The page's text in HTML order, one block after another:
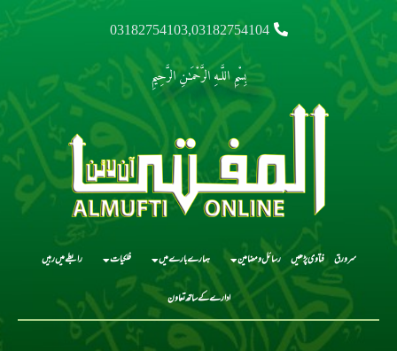
03182754103,03182754104
بِسْمِ اللَّـهِ الرَّحْمَـٰنِ الرَّحِيمِ
سرورق فتاوی پڑھیں رسائل و مضامین ہمارے بارے میں فلکیات رابطے میں رہیں
ادارے کے ساتھ تعاون